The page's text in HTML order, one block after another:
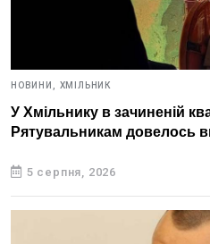
НОВИНИ, ХМІЛЬНИК
У Хмільнику в зачиненій
Рятувальникам довелось
5 серпня, 2026